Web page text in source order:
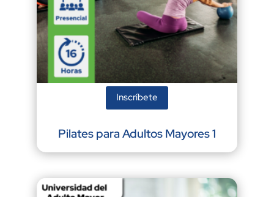
Inscríbete
Pilates para Adultos Mayores 1